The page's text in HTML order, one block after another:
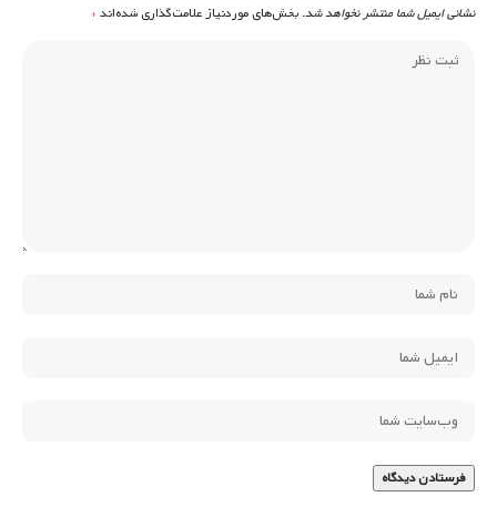
نشانی ایمیل شما منتشر نخواهد شد. بخش‌های موردنیاز علامت‌گذاری شده‌اند*